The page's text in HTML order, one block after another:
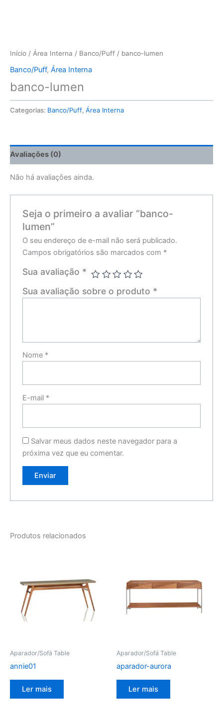
Início / Área Interna / Banco/Puff / banco-lumen
Banco/Puff, Área Interna
banco-lumen
Categorias: Banco/Puff, Área Interna
Avaliações (0)
Não há avaliações ainda.
Seja o primeiro a avaliar “banco-
lumen”
O seu endereço de e-mail não será publicado.
Campos obrigatórios são marcados com *
Sua avaliação *
Sua avaliação sobre o produto *
Nome *
E-mail *
Salvar meus dados neste navegador para a
próxima vez que eu comentar.
Produtos relacionados
Aparador/Sofá Table
annie01
Ler mais
Aparador/Sofá Table
aparador-aurora
Ler mais